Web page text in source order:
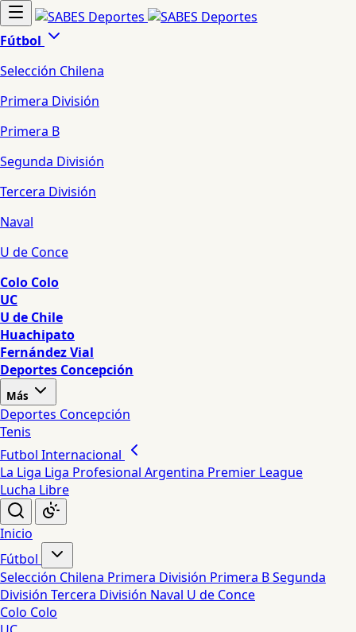
Fútbol
Selección Chilena
Primera División
Primera B
Segunda División
Tercera División
Naval
U de Conce
Colo Colo
UC
U de Chile
Huachipato
Fernández Vial
Deportes Concepción
Más
Deportes Concepción
Tenis
Futbol Internacional
La Liga Liga Profesional Argentina Premier League
Lucha Libre
Inicio
Fútbol
Selección Chilena Primera División Primera BSegunda
División Tercera División Naval U de Conce
Colo Colo